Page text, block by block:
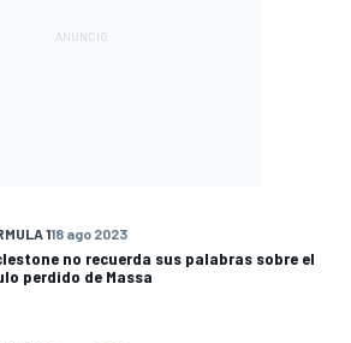
118 ago 2023
no recuerda sus palabras sobre el
perdido de Massa